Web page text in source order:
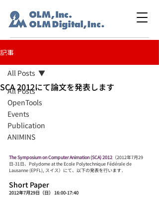
記事
All Posts
OpenTools
Events
Publication
ANIMINS
All Posts
SCA 2012にて論文を発表します
The Symposium on Computer Animation (SCA) 2012 （2012年7月29
日-31日、Polydome at the Ecole Polytechnique Fédérale de
Lausanne (EPFL), スイス）にて、以下の発表を行います．
Short Paper
2012年7月29日（日） 16:00-17:40